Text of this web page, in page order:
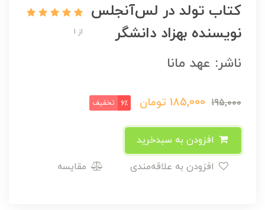
کتاب تولد در لس‌آنجلس
نویسنده بهزاد دانشگر
از 1
ناشر: عهد مانا
195,000
185,000 تومان 6٪ تخفیف
مقایسه